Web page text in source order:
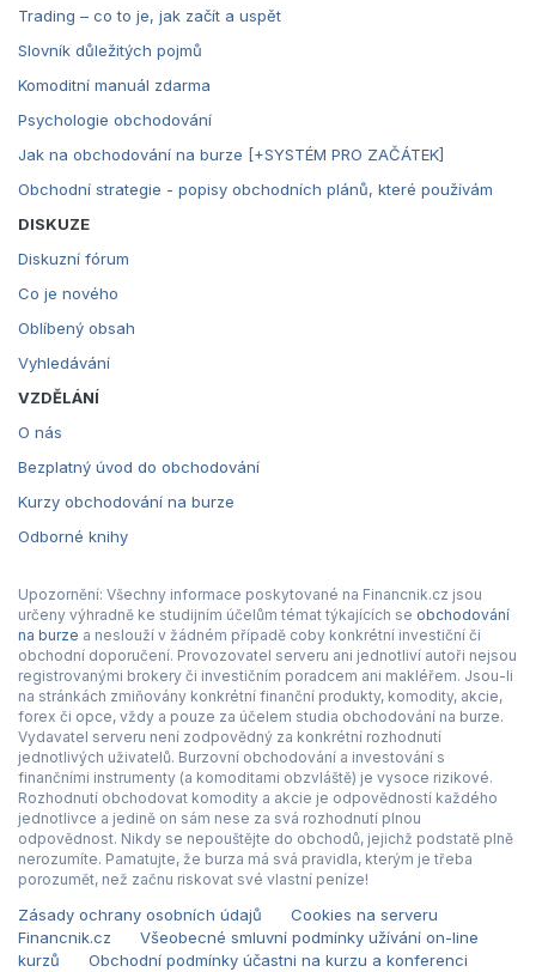
Trading – co to je, jak začít a uspět
Slovník důležitých pojmů
Komoditní manuál zdarma
Psychologie obchodování
Jak na obchodování na burze [+SYSTÉM PRO ZAČÁTEK]
Obchodní strategie - popisy obchodních plánů, které používám
DISKUZE
Diskuzní fórum
Co je nového
Oblíbený obsah
Vyhledávání
VZDĚLÁNÍ
O nás
Bezplatný úvod do obchodování
Kurzy obchodování na burze
Odborné knihy
Upozornění: Všechny informace poskytované na Financnik.cz jsou
určeny výhradně ke studijním účelům témat týkajících se obchodování
na burze a neslouží v žádném případě coby konkrétní investiční či
obchodní doporučení. Provozovatel serveru ani jednotliví autoři nejsou
registrovanými brokery či investičním poradcem ani makléřem. Jsou-li
na stránkách zmiňovány konkrétní finanční produkty, komodity, akcie,
forex či opce, vždy a pouze za účelem studia obchodování na burze.
Vydavatel serveru není zodpovědný za konkrétní rozhodnutí
jednotlivých uživatelů. Burzovní obchodování a investování s
finančními instrumenty (a komoditami obzvláště) je vysoce rizikové.
Rozhodnutí obchodovat komodity a akcie je odpovědností každého
jednotlivce a jedině on sám nese za svá rozhodnutí plnou
odpovědnost. Nikdy se nepouštějte do obchodů, jejichž podstatě plně
nerozumíte. Pamatujte, že burza má svá pravidla, kterým je třeba
porozumět, než začnu riskovat své vlastní peníze!
Zásady ochrany osobních údajů
Cookies na serveru
Financnik.cz
Všeobecné smluvní podmínky užívání on-line
kurzů
Obchodní podmínky účastni na kurzu a konferenci